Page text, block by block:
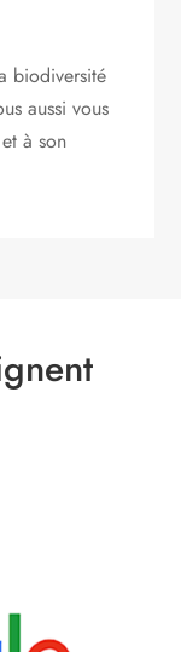
biodiversité
aussi vous
à son